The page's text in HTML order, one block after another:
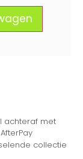
achteraf met
AfterPay
collectie